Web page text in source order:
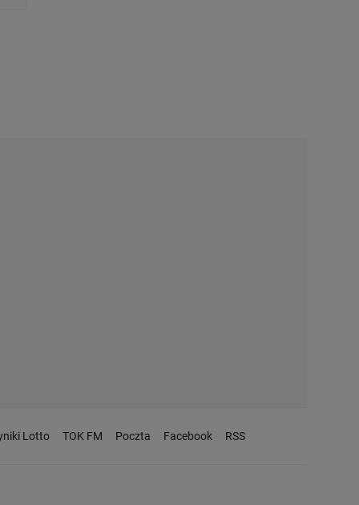
Lotto TOK FM Poczta Facebook RSS